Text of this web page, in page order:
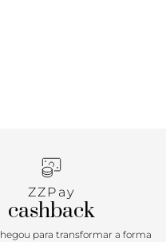
ZZPay
cashback
para transformar a forma